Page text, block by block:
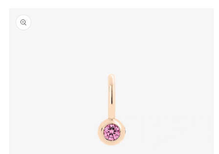
informazioni
sul prodotto